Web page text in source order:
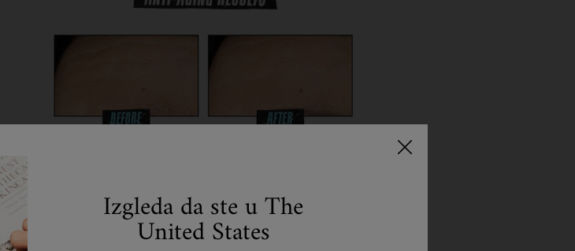
Izgleda da ste u The
United States